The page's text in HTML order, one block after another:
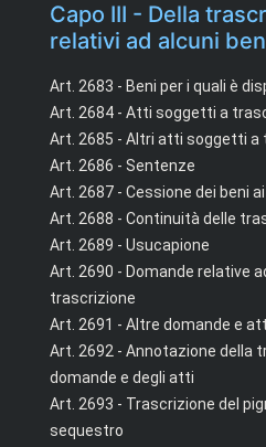
Capo III - Della
relativi ad alcuni
Art. 2683 - Beni per i quali è
Art. 2684 - Atti soggetti a
Art. 2685 - Altri atti soggetti a
Art. 2686 - Sentenze
Art. 2687 - Cessione dei beni
Art. 2688 - Continuità delle
Art. 2689 - Usucapione
Art. 2690 - Domande relative
trascrizione
Art. 2691 - Altre domande e
Art. 2692 - Annotazione della
domande e degli atti
Art. 2693 - Trascrizione del
sequestro